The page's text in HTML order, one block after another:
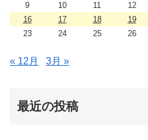
9
10 11 12
16
17 18 19
23
24 25 26
« 12月 3月 »
最近の投稿